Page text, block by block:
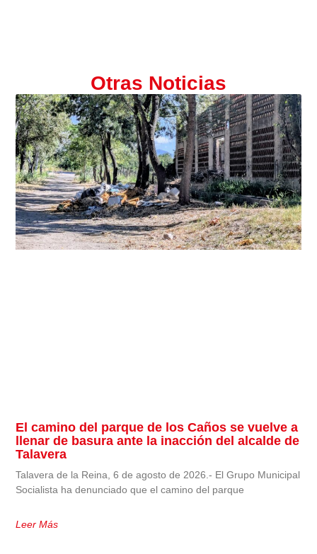
Otras Noticias
El camino del parque de los Caños se vuelve a
llenar de basura ante la inacción del alcalde de
Talavera
Talavera de la Reina, 6 de agosto de 2026.- El Grupo Municipal
Socialista ha denunciado que el camino del parque
Leer Más